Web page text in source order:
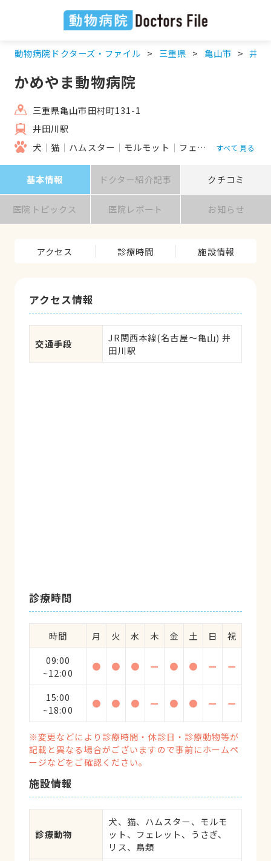
動物病院ドクターズ・ファイル 三重県 亀山市 井田
かめやま動物病院
三重県亀山市田村町131-1
井田川駅
犬
猫 ハムスター モルモット フェレット うさぎ
すべて見る
基本情報 ドクター紹介記事 クチコミ
医院トピックス 医院レポート お知らせ
アクセス 診療時間 施設情報
アクセス情報
交通手段
JR関西本線(名古屋～亀山) 井
田川駅
診療時間
時間 月 火 水 木 金 土 日
祝
09:00
~12:00
● ● ● ー ● ● ー ー
15:00
~18:00
● ● ● ー ● ● ー ー
※変更などにより診療時間・休診日・診療動物等が
記載と異なる場合がございますので事前にホームペ
ージなどをご確認ください。
施設情報
診療動物
犬、猫、ハムスター、モルモ
ット、フェレット、うさぎ、
リス、鳥類